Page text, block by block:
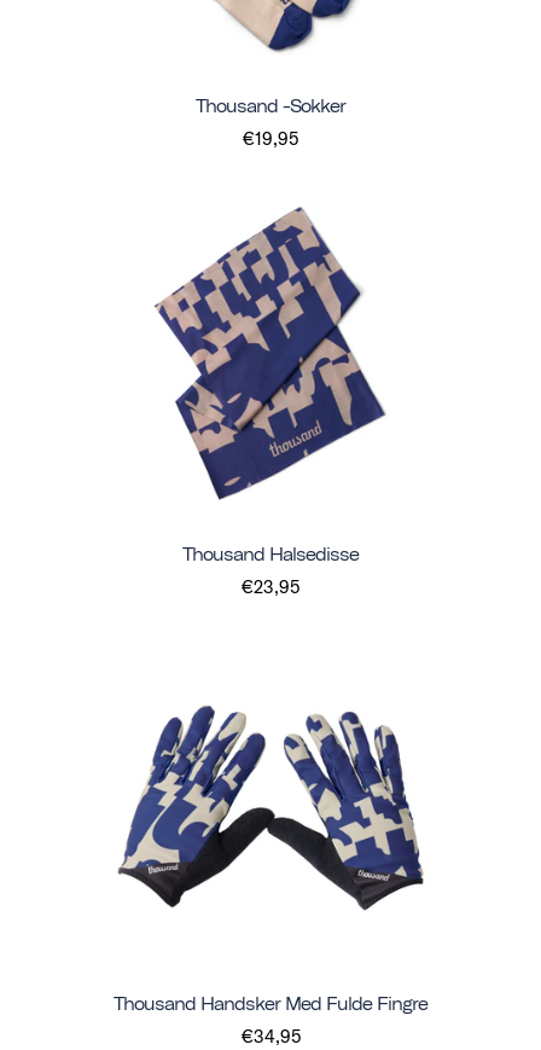
Thousand -sokker
€19,95
Thousand Halsedisse
€23,95
Thousand Handsker Med Fulde Fingre
€34,95